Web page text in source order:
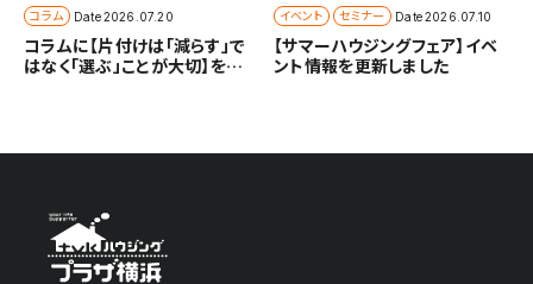
コラム Date2026.07.20
コラムに【片付けは「減らす」で
はなく「選ぶ」ことが大切】を追
イベント セミナー Date2026.07.10
【サマーハウジングフェア】イベ
ント情報を更新しました